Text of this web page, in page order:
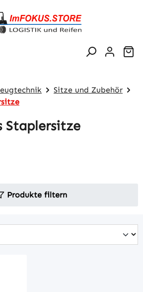
Sitze und Zubehör
Staplersitze
Produkte filtern